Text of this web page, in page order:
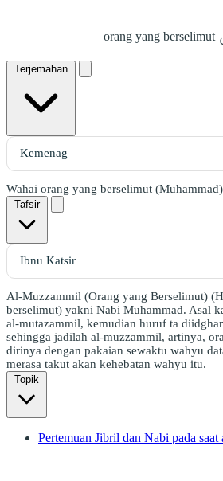
orang yang berselimut
Terjemahan
Wahai orang yang berselimut
Tafsir
Al-Muzzammil (Orang yang Berselimut)
berselimut) yakni Nabi Muhammad. Asal
al-mutazammil, kemudian huruf ta
sehingga jadilah al-muzzammil, artinya,
dirinya dengan pakaian sewaktu wahyu
merasa takut akan kehebatan wahyu itu.
Topik
Pertemuan Jibril dan Nabi pada